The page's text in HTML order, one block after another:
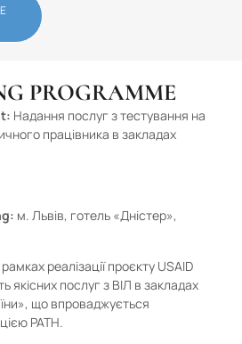
PROGRAMME
Надання послуг з тестування на
працівника в закладах
м. Львів, готель «Дністер»,
реалізації проєкту USAID
якісних послуг з ВІЛ в закладах
що впроваджується
PATH.